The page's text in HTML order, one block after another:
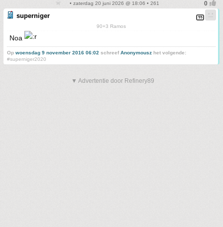
• zaterdag 20 juni 2026 @ 18:06 • 261
superniger
90+3 Ramos
Noa
Op woensdag 9 november 2016 06:02 schreefAnonymousz het volgende:
#superniger2020
▼ Advertentie door Refinery89